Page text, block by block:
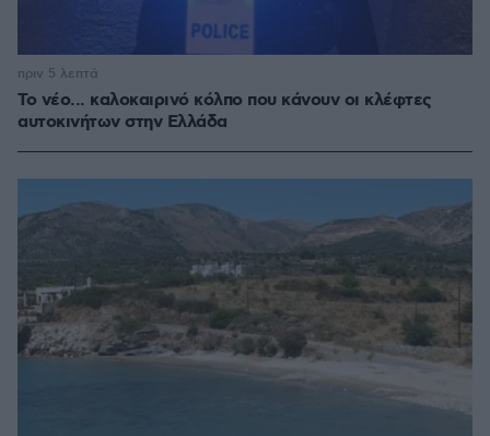
Το νέο... καλοκαιρινό κόλπο που κάνουν οι κλέφτες
αυτοκινήτων στην Ελλάδα
πριν 5 λεπτά